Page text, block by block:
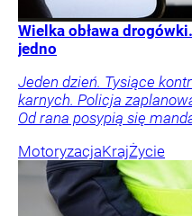
Wielka obława
jedno
Jeden dzień. Tysiące
karnych. Policja
Od rana posypią się
MotoryzacjaKrajŻycie